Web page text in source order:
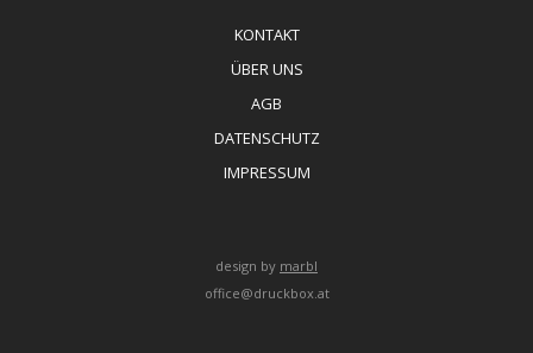
KONTAKT
ÜBER UNS
AGB
DATENSCHUTZ
IMPRESSUM
design by marbl
office@druckbox.at